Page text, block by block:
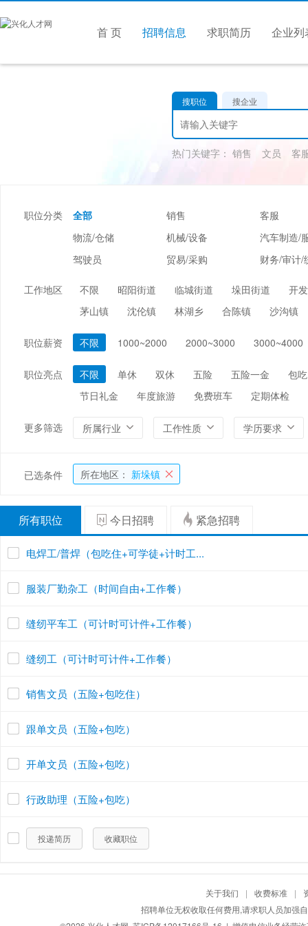
首 页 招聘信息 求职简历 企业列
搜职位 搜企业
热门关键字： 销售 文员 客
职位分类 全部 销售
客服
物流/仓储
机械/设备
汽车制造/
驾驶员
贸易/采购
财务/审计/
市场/媒介/公关
广告/会展/咨询
服装/纺织
能源/电力/矿产
环保
工作地区 不限 昭阳街道 临城街道 垛田街道
开
茅山镇
沈伦镇 林湖乡 合陈镇 沙沟镇
职位薪资 不限 1000~2000 2000~3000 3000~4000
职位亮点 不限 单休 双休 五险 五险一金
包吃
节日礼金
年度旅游 免费班车 定期体检
更多筛选 所属行业 工作性质 学历要求
已选条件 所在地区： 新垛镇
所有职位 今日招聘 紧急招聘
电焊工/普焊（包吃住+可学徒+计时工...
服装厂勤杂工（时间自由+工作餐）
缝纫平车工（可计时可计件+工作餐）
缝纫工（可计时可计件+工作餐）
销售文员（五险+包吃住）
跟单文员（五险+包吃）
开单文员（五险+包吃）
行政助理（五险+包吃）
投递简历 收藏职位
关于我们 | 收费标准 |
招聘单位无权收取任何费用,请求职人员加强